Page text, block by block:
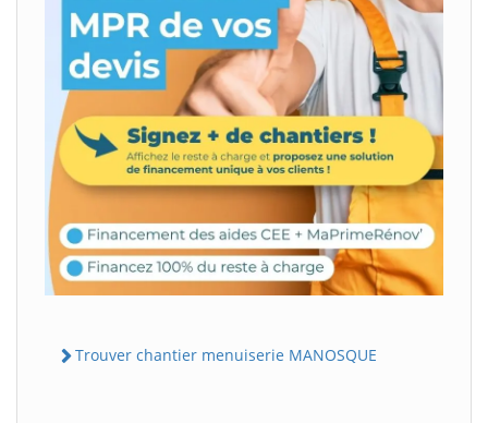
Trouver chantier menuiserie MANOSQUE